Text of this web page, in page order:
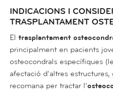
INDICACIONS I
TRASPLANTAMENT
El trasplantament
principalment en pacients
osteocondrals específiques
afectació d’altres
recomana per tractar l’